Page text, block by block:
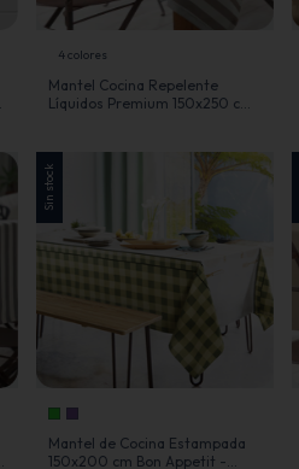
4 colores
Mantel Cocina Repelente
Líquidos Premium 150x250 cm-
Sin stock
Mantel de Cocina Estampada
150x200 cm Bon Appetit -